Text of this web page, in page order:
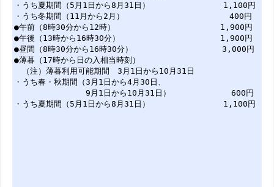
・うち夏期間（5月1日から8月31日） 1,100円
・うち冬期間（11月から2月） 400円
●午前（8時30分から12時） 1,900円
●午後（13時から16時30分） 1,900円
●昼間（8時30分から16時30分） 3,000円
●薄暮（17時から日の入相当時刻）
（注）薄暮利用可能期間 3月1日から10月31日
・うち春・秋期間（3月1日から4月30日、
9月1日から10月31日） 600円
・うち夏期間（5月1日から8月31日） 1,100円